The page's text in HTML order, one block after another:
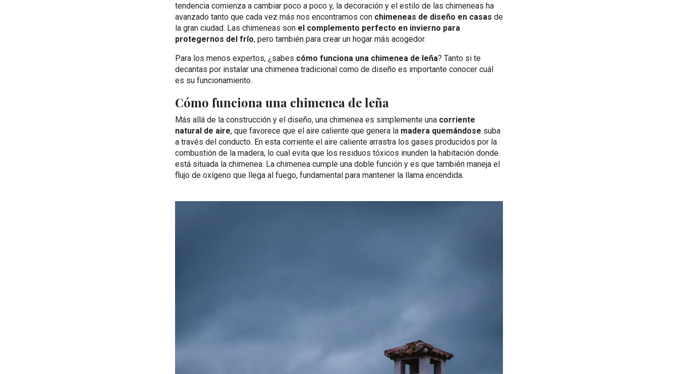
tendencia comienza a cambiar poco a poco y, la decoración y el estilo de las chimeneas ha
avanzado tanto que cada vez más nos encontramos con chimeneas de diseño en casas de
la gran ciudad. Las chimeneas son el complemento perfecto en invierno para
protegernos del frío, pero también para crear un hogar más acogedor.
Para los menos expertos, ¿sabes cómo funciona una chimenea de leña? Tanto si te
decantas por instalar una chimenea tradicional como de diseño es importante conocer cuál
es su funcionamiento.
Cómo funciona una chimenea de leña
Más allá de la construcción y el diseño, una chimenea es simplemente una corriente
natural de aire, que favorece que el aire caliente que genera la madera quemándose suba
a través del conducto. En esta corriente el aire caliente arrastra los gases producidos por la
combustión de la madera, lo cual evita que los residuos tóxicos inunden la habitación donde
está situada la chimenea. La chimenea cumple una doble función y es que también maneja el
flujo de oxígeno que llega al fuego, fundamental para mantener la llama encendida.